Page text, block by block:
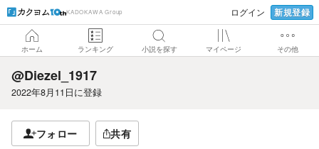
KADOKAWA Group ログイン 新規登録
ホーム ランキング 小説を探す マイページ その他
@Diezel_1917
2022年8月11日に登録
フォロー 共有